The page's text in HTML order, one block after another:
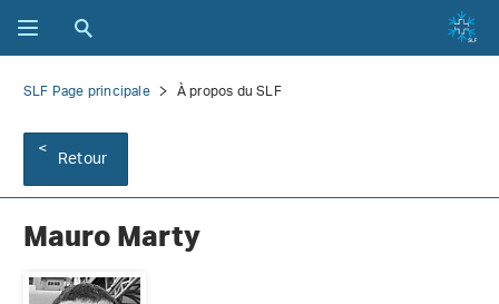
SLF Page principale À propos du SLF
Retour
Mauro Marty